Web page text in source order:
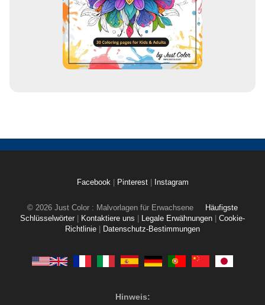
Facebook Pinterest Instagram
© 2026 Just Color : Malvorlagen für Erwachsene
Häufigste
Schlüsselwörter
Kontaktiere uns Legale Erwähnungen
Cookie-
Richtlinie
Datenschutz-Bestimmungen
Hinweis: